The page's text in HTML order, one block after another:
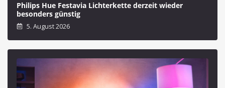
Philips Hue Festavia Lichterkette derzeit wieder
besonders günstig
5. August 2026